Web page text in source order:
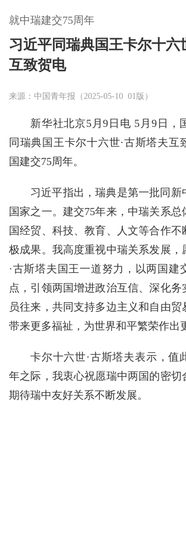
就中瑞建交75周年
习近平同瑞典国王卡尔十六
互致贺电
来源：中国青年报（2025-05-10 01版）
新华社北京5月9日电 5月9日，
同瑞典国王卡尔十六世·古斯塔夫互
国建交75周年。
习近平指出，瑞典是第一批同新
国家之一。建交75年来，中瑞关系总
国经贸、科技、教育、人文等合作不
极成果。我高度重视中瑞关系发展，
·古斯塔夫国王一道努力，以两国建
点，引领两国增进政治互信、深化务
员往来，共同支持多边主义和自由贸
带来更多福祉，为世界和平繁荣作出
卡尔十六世·古斯塔夫表示，值
年之际，我衷心祝愿瑞中两国的密切
期待瑞中友好关系不断发展。